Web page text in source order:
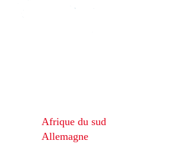
Afrique du sud
Allemagne